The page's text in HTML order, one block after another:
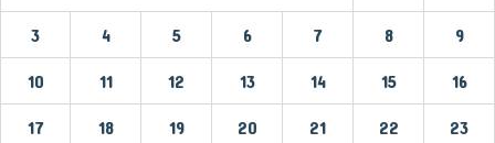
3 4 5 6 7 8 9
10 11 12 13 14 15 16
17 18 19 20 21 22 23